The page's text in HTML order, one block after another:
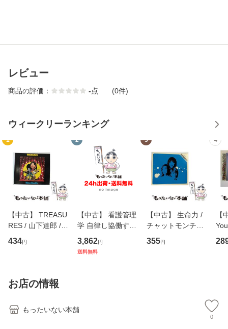
レビュー
商品の評価： -点 (0件)
ウィークリーランキング
1
【中古】 TREASU
RES / 山下達郎 /
イーストウエス
ト・ジャパン [CD]
434円
2
【中古】 看護管理
学 自律し協働する
専門職の看護マネ
ジメントスキル 改
3,862円
送料無料
3
【中古】 生命力 /
チャットモンチー /
キューンレコード
[CD]【メール便送
355円
4
【
のが
お店の情報
もったいない本舗
0